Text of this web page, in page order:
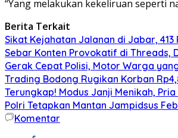
“Yang melakukan kekeliruan seperti
Berita Terkait
Sikat Kejahatan Jalanan di Jabar, 413
Sebar Konten Provokatif di Threads,
Gerak Cepat Polisi, Motor Warga
Trading Bodong Rugikan Korban
Terungkap! Modus Janji Menikah,
Polri Tetapkan Mantan Jampidsus
Komentar